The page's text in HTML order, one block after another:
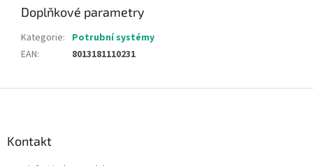
Doplňkové parametry
Kategorie: Potrubní systémy
EAN: 8013181110231
Kontakt